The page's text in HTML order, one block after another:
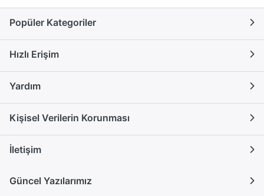
Popüler Kategoriler
Hızlı Erişim
Yardım
Kişisel Verilerin Korunması
İletişim
Güncel Yazılarımız